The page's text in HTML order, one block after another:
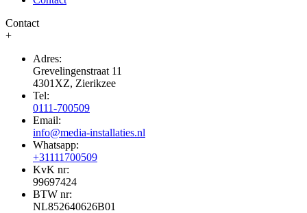
Contact
+
Adres:
Grevelingenstraat 11
4301XZ, Zierikzee
Tel:
0111-700509
Email:
info@media-installaties.nl
Whatsapp:
+31111700509
KvK nr:
99697424
BTW nr:
NL852640626B01